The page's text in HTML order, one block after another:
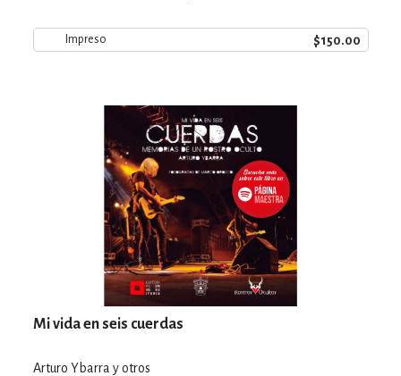
Impreso $150.00
Mi vida en seis cuerdas
Arturo Ybarra y otros